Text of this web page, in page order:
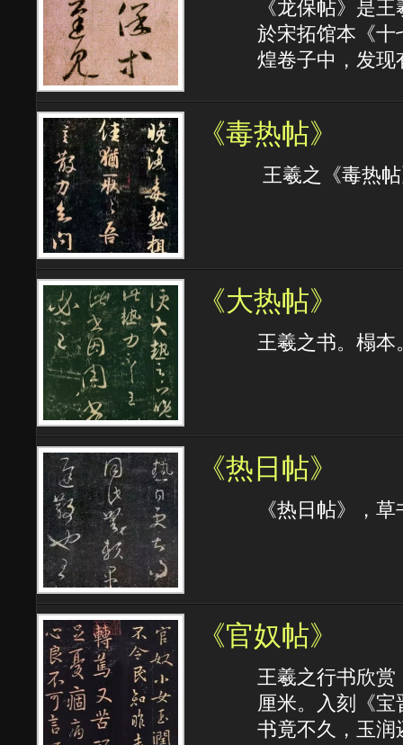
《龙保帖》是
於宋拓馆本《十
煌卷子中，发现
《毒热帖》
王羲之《毒热
《大热帖》
王羲之书。榻本
《热日帖》
《热日帖》，
《官奴帖》
王羲之行书欣赏
厘米。入刻《
书竟不久，玉润